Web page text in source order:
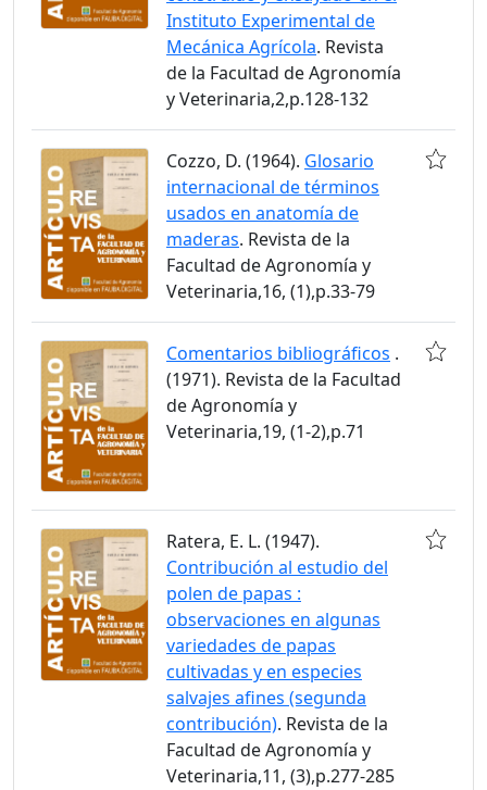
Instituto Experimental de
Mecánica Agrícola. Revista
de la Facultad de Agronomía
y Veterinaria,2,p.128-132
Cozzo, D. (1964). Glosario
internacional de términos
usados en anatomía de
maderas. Revista de la
Facultad de Agronomía y
Veterinaria,16, (1),p.33-79
Comentarios bibliográficos .
(1971). Revista de la Facultad
de Agronomía y
Veterinaria,19, (1-2),p.71
Ratera, E. L. (1947).
Contribución al estudio del
polen de papas :
observaciones en algunas
variedades de papas
cultivadas y en especies
salvajes afines (segunda
contribución). Revista de la
Facultad de Agronomía y
Veterinaria,11, (3),p.277-285